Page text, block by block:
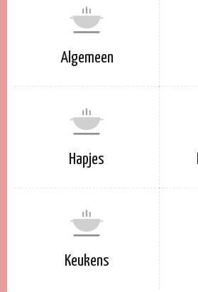
Algemeen
Hapjes
Keukens